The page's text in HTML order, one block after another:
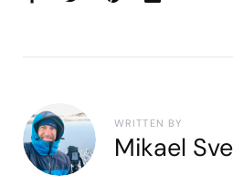
WRITTEN BY
Mikael